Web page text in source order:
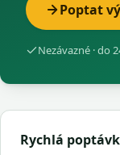
Poptat
Nezávazné · do
Rychlá